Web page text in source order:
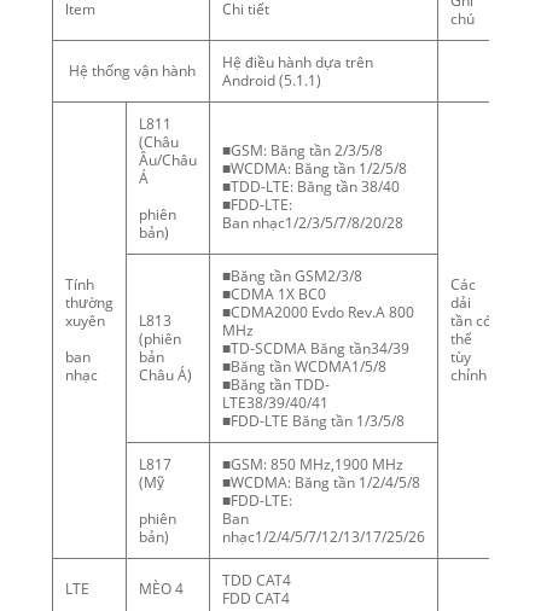
ltem Chi tiết
chú
Hệ thống vận hành
Hệ điều hành dựa trên
Android (5.1.1)
Tính
thường
xuyên
ban
nhạc
L811
(Châu
Âu/Châu
Á
phiên
bản)
■GSM: Băng tần 2/3/5/8
■WCDMA: Băng tần 1/2/5/8
■TDD-LTE: Băng tần 38/40
■FDD-LTE:
Ban nhạc1/2/3/5/7/8/20/28
Các
dải
tần có
thể
tùy
chỉnh
L813
(phiên
bản
Châu Á)
■Băng tần GSM2/3/8
■CDMA 1X BC0
■CDMA2000 Evdo Rev.A 800
MHz
■TD-SCDMA Băng tần34/39
■Băng tần WCDMA1/5/8
■Băng tần TDD-
LTE38/39/40/41
■FDD-LTE Băng tần 1/3/5/8
L817
(Mỹ
phiên
bản)
■GSM: 850 MHz,1900 MHz
■WCDMA: Băng tần 1/2/4/5/8
■FDD-LTE:
Ban
nhạc1/2/4/5/7/12/13/17/25/26
LTE MÈO 4
TDD CAT4
FDD CAT4